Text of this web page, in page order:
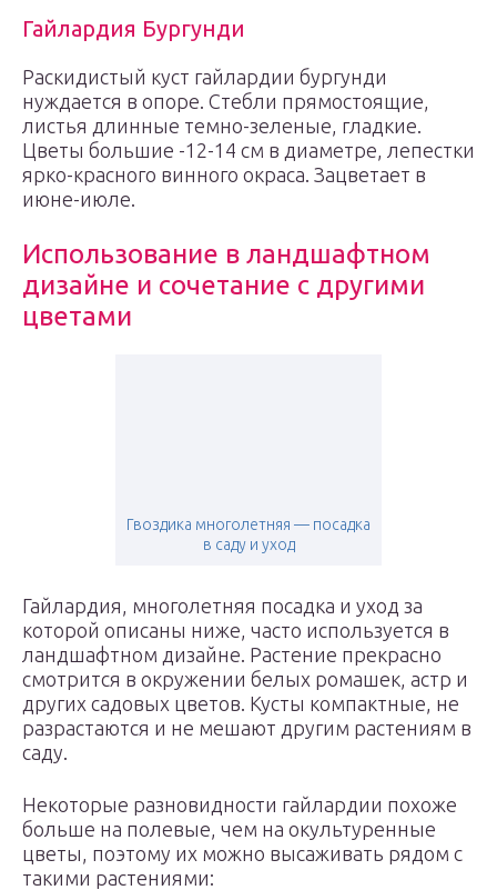
Гайлардия Бургунди
Раскидистый куст гайлардии бургунди
нуждается в опоре. Стебли прямостоящие,
листья длинные темно-зеленые, гладкие.
Цветы большие -12-14 см в диаметре, лепестки
ярко-красного винного окраса. Зацветает в
июне-июле.
Использование в ландшафтном
дизайне и сочетание с другими
цветами
Гвоздика многолетняя — посадка
в саду и уход
Гайлардия, многолетняя посадка и уход за
которой описаны ниже, часто используется в
ландшафтном дизайне. Растение прекрасно
смотрится в окружении белых ромашек, астр и
других садовых цветов. Кусты компактные, не
разрастаются и не мешают другим растениям в
саду.
Некоторые разновидности гайлардии похоже
больше на полевые, чем на окультуренные
цветы, поэтому их можно высаживать рядом с
такими растениями: